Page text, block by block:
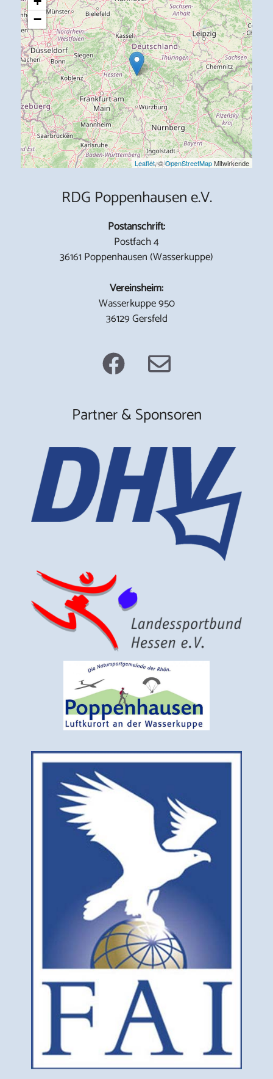
−
Leaflet, ©OpenStreetMapMitwirkende
RDG Poppenhausen e.V.
Postanschrift:
Postfach 4
36161 Poppenhausen (Wasserkuppe)
Vereinsheim:
Wasserkuppe 950
36129 Gersfeld
Partner & Sponsoren